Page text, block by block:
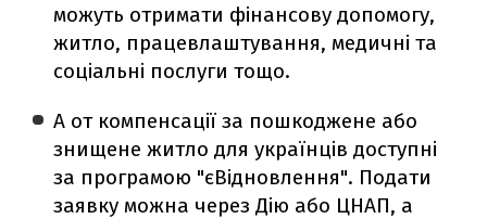
можуть отримати фінансову допомогу,
житло, працевлаштування, медичні та
соціальні послуги тощо.
А от компенсації за пошкоджене або
знищене житло для українців доступні
за програмою "єВідновлення". Подати
заявку можна через Дію або ЦНАП, а